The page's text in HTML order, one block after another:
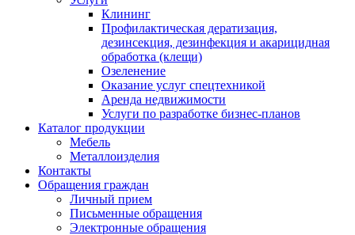
Клининг
Профилактическая дератизация,
дезинсекция, дезинфекция и акарицидная
обработка (клещи)
Озеленение
Оказание услуг спецтехникой
Аренда недвижимости
Услуги по разработке бизнес-планов
Каталог продукции
Мебель
Металлоизделия
Контакты
Обращения граждан
Личный прием
Письменные обращения
Электронные обращения